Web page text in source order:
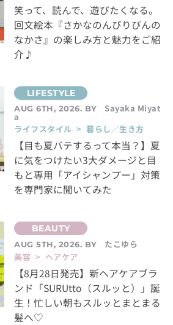
笑って、読んで、遊びたくなる。
回文絵本『さかなのんびりびんの
なかさ』の楽しみ方と魅力をご紹
介♪
AUG 6TH, 2026. BY Sayaka Miyat
a
ライフスタイル > 暮らし／生き方
【目も夏バテするって本当？】夏
に気をつけたい3大ダメージと目
もと専用「アイシャンプー」対策
を専門家に聞いてみた
AUG 5TH, 2026. BY
たこゆら
美容 > ヘアケア
【8月28日発売】新ヘアケアブラ
ンド「SURUtto（スルッと）」誕
生！忙しい朝もスルッとまとまる
髪へ♡